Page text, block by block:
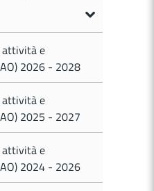
attività e
2026 - 2028
attività e
2025 - 2027
attività e
2024 - 2026